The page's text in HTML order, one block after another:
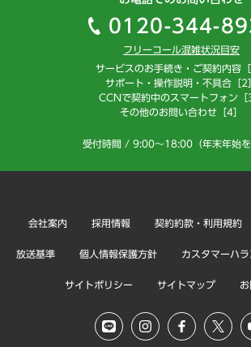
0120-344-
フリーコール混雑状況目安
サービスのお手続き・ご契約内容［
サポート・操作説明・不具合［2
CCNで契約中のスマートフォン［3
その他のお問い合わせ［4］
受付時間 / 9:00～18:00（年末年始を
会社案内 採用情報 契約約款・利用規約
放送基準 個人情報保護方針 カスタマーハ
サイトポリシー サイトマップ